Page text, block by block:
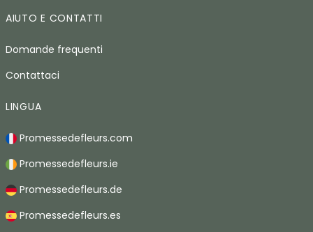
AIUTO E CONTATTI
Domande frequenti
Contattaci
LINGUA
Promessedefleurs.com
Promessedefleurs.ie
Promessedefleurs.de
Promessedefleurs.es